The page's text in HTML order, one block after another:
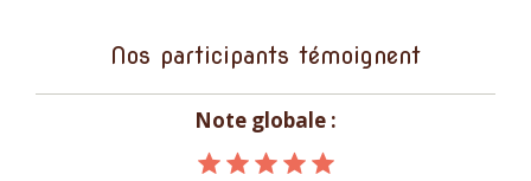
Nos participants témoignent
Note globale :